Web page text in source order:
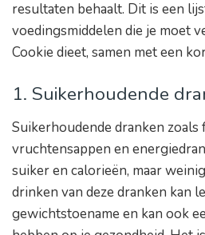
resultaten behaalt. Dit is een
voedingsmiddelen die je moet
Cookie dieet, samen met een
1. Suikerhoudende
Suikerhoudende dranken zoals
vruchtensappen en
suiker en calorieën, maar
drinken van deze dranken kan
gewichtstoename en kan ook